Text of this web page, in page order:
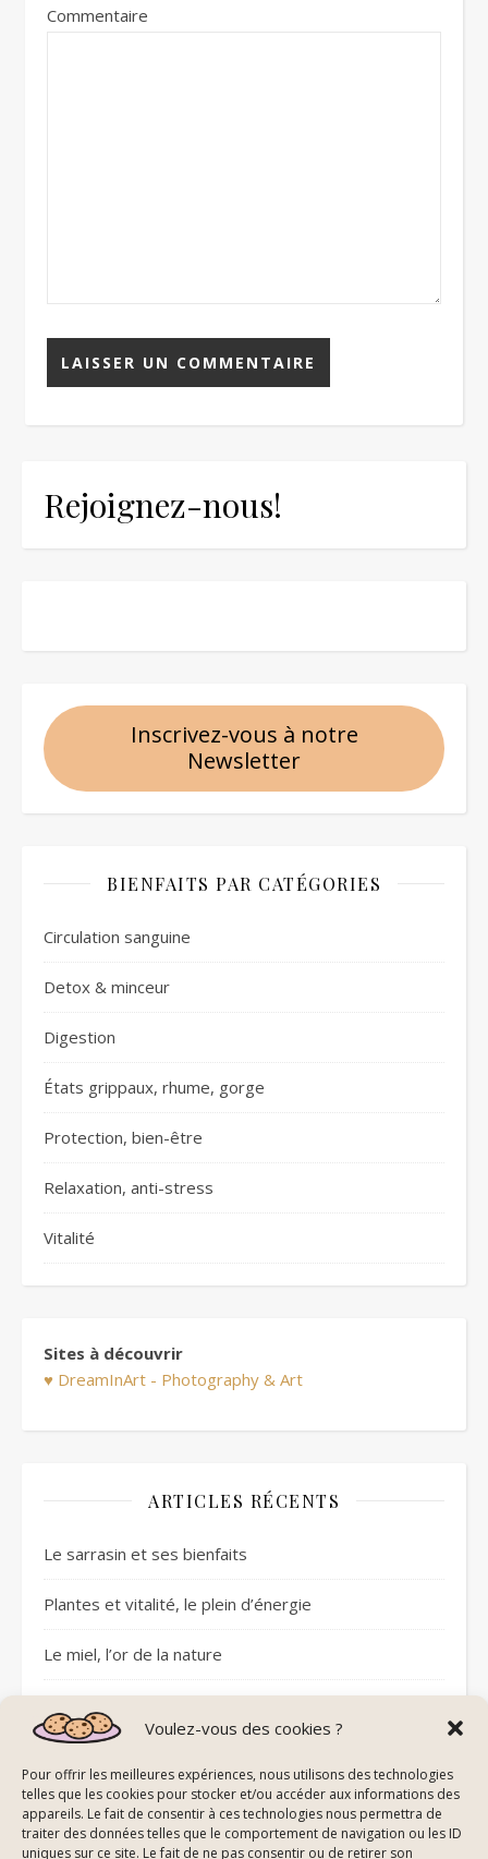
Voulez-vous des cookies ?
Pour offrir les meilleures expériences, nous utilisons des technologies
telles que les cookies pour stocker et/ou accéder aux informations des
appareils. Le fait de consentir à ces technologies nous permettra de
traiter des données telles que le comportement de navigation ou les ID
uniques sur ce site. Le fait de ne pas consentir ou de retirer son
Commentaire
Rejoignez-nous!
Inscrivez-vous à notre
Newsletter
BIENFAITS PAR CATÉGORIES
Circulation sanguine
Detox & minceur
Digestion
États grippaux, rhume, gorge
Protection, bien-être
Relaxation, anti-stress
Vitalité
Sites à découvrir
♥ DreamInArt - Photography & Art
ARTICLES RÉCENTS
Le sarrasin et ses bienfaits
Plantes et vitalité, le plein d’énergie
Le miel, l’or de la nature